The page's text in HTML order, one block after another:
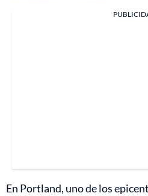
En Portland, uno de los